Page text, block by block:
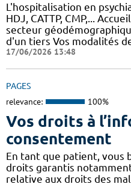
L'hospitalisation en
HDJ, CATTP, CMP,...
secteur
d'un tiers Vos modalités
17/06/2026 13:48
PAGES
relevance: 100%
Vos droits à
consentement
En tant que patient, vous
droits garantis
relative aux droits des